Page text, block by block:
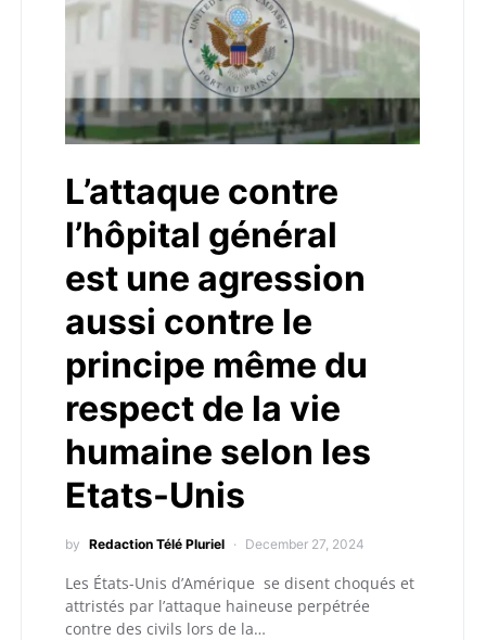
L’attaque contre
l’hôpital général
est une agression
aussi contre le
principe même du
respect de la vie
humaine selon les
Etats-Unis
by Redaction Télé Pluriel December 27, 2024
Les États-Unis d’Amérique se disent choqués et
attristés par l’attaque haineuse perpétrée
contre des civils lors de la…